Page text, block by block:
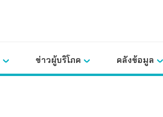
ข่าวผู้บริโภค คลังข้อมูล